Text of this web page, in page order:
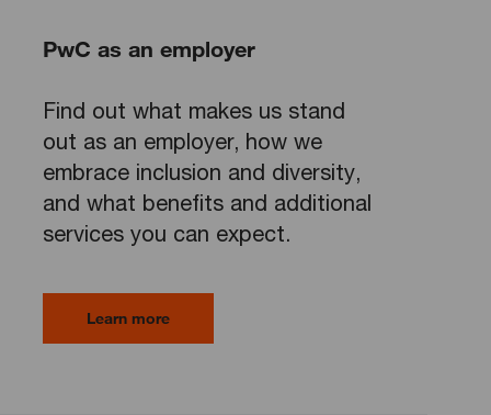
PwC as an employer
Find out what makes us stand
out as an employer, how we
embrace inclusion and diversity,
and what benefits and additional
services you can expect.
Learn more